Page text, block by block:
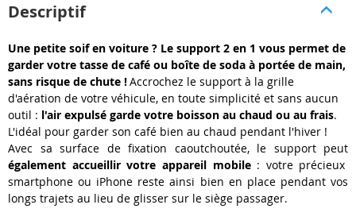
Descriptif
Une petite soif en voiture ? Le support 2 en 1 vous permet de
garder votre tasse de café ou boîte de soda à portée de main,
sans risque de chute !Accrochez le support à la grille
d'aération de votre véhicule, en toute simplicité et sans aucun
outil : l'air expulsé garde votre boisson au chaud ou au frais.
L'idéal pour garder son café bien au chaud pendant l'hiver !
Avec sa surface de fixation caoutchoutée, le support peut
également accueillir votre appareil mobile: votre précieux
smartphone ou iPhone reste ainsi bien en place pendant vos
longs trajets au lieu de glisser sur le siège passager.